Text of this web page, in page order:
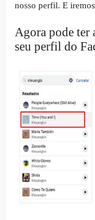
nosso perfil. E
Agora pode ter
seu perfil do